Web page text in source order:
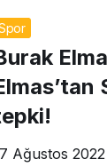
Ağustos